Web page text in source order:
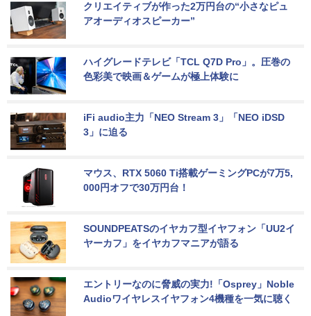
クリエイティブが作った2万円台の“小さなピュ
アオーディオスピーカー”
ハイグレードテレビ「TCL Q7D Pro」。圧巻の
色彩美で映画＆ゲームが極上体験に
iFi audio主力「NEO Stream 3」「NEO iDSD
3」に迫る
マウス、RTX 5060 Ti搭載ゲーミングPCが7万5,
000円オフで30万円台！
SOUNDPEATSのイヤカフ型イヤフォン「UU2イ
ヤーカフ」をイヤカフマニアが語る
エントリーなのに脅威の実力!「Osprey」Noble
Audioワイヤレスイヤフォン4機種を一気に聴く